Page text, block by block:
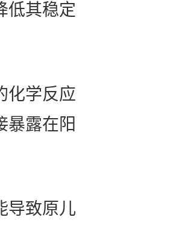
低其稳定
化学反应
暴露在阳
导致原儿